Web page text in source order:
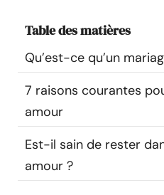
Communauté
Trouver un thérapeute
Langue
À propos de nous
nous
Table des matières
Qu’est-ce qu’un
7 raisons courantes
amour
Est-il sain de rester
amour ?